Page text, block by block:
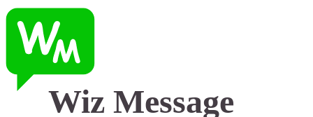
Wiz Message